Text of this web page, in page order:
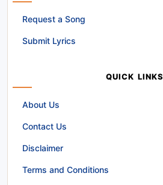
Request a Song
Submit Lyrics
QUICK LINKS
About Us
Contact Us
Disclaimer
Terms and Conditions